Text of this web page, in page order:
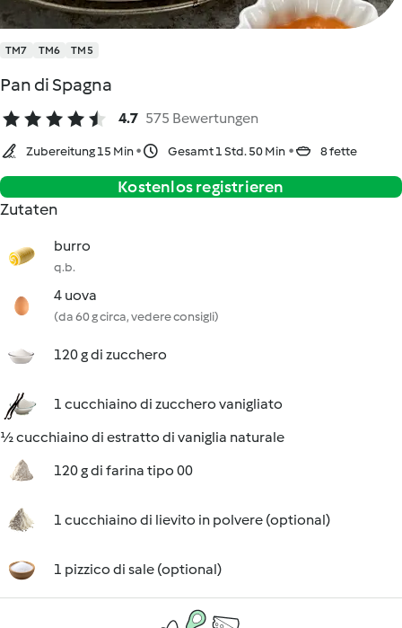
TM7 TM6 TM5
Pan di Spagna
4.7 575 Bewertungen
Zubereitung 15 Min Gesamt 1 Std. 50 Min 8 fette
Kostenlos registrieren
Zutaten
burro
q.b.
4 uova
(da 60 g circa, vedere consigli)
120 g di zucchero
1 cucchiaino di zucchero vanigliato
½ cucchiaino di estratto di vaniglia naturale
120 g di farina tipo 00
1 cucchiaino di lievito in polvere (optional)
1 pizzico di sale (optional)